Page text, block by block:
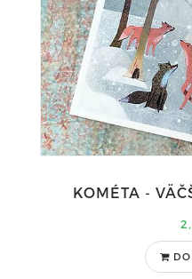
KOMÉTA -